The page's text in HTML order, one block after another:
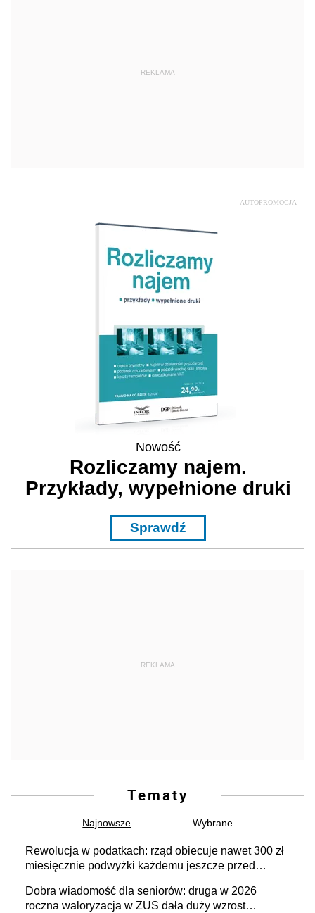
REKLAMA
AUTOPROMOCJA
Nowość
Rozliczamy najem.
Przykłady, wypełnione druki
Sprawdź
REKLAMA
Tematy
Najnowsze Wybrane
Rewolucja w podatkach: rząd obiecuje nawet 300 zł
miesięcznie podwyżki każdemu jeszcze przed
Dobra wiadomość dla seniorów: druga w 2026
roczna waloryzacja w ZUS dała duży wzrost